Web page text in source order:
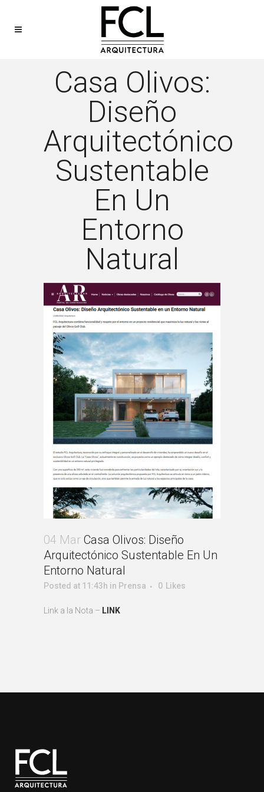
Casa Olivos:
Diseño
Arquitectónico
Sustentable
En Un
Entorno
Natural
04 Mar Casa Olivos: Diseño
Arquitectónico Sustentable En Un
Entorno Natural
Posted at 11:43h in Prensa 0 Likes
Link a la Nota – LINK